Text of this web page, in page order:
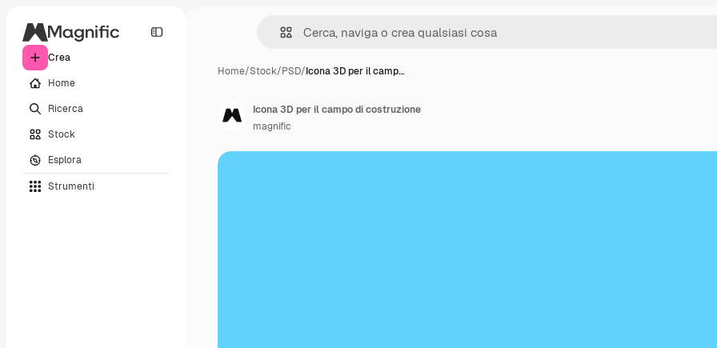
Crea
Home
Ricerca
Stock
Esplora
Strumenti
Home/Stock/PSD/Icona 3D per il camp…
Icona 3D per il campo di costruzione
magnific